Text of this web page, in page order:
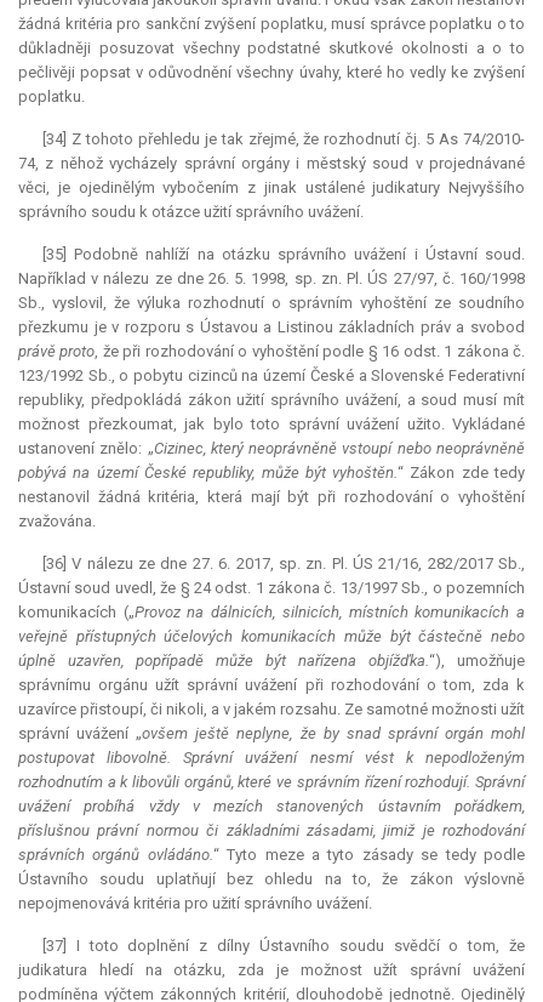
žádná kritéria pro sankční zvýšení poplatku, musí správce poplatku o to
důkladněji posuzovat všechny podstatné skutkové okolnosti a o to
pečlivěji popsat v odůvodnění všechny úvahy, které ho vedly ke zvýšení
poplatku.
[34] Z tohoto přehledu je tak zřejmé, že rozhodnutí čj. 5 As 74/2010-
74, z něhož vycházely správní orgány i městský soud v projednávané
věci, je ojedinělým vybočením z jinak ustálené judikatury Nejvyššího
správního soudu k otázce užití správního uvážení.
[35] Podobně nahlíží na otázku správního uvážení i Ústavní soud.
Například v nálezu ze dne 26. 5. 1998, sp. zn. Pl. ÚS 27/97, č. 160/1998
Sb., vyslovil, že výluka rozhodnutí o správním vyhoštění ze soudního
přezkumu je v rozporu s Ústavou a Listinou základních práv a svobod
právě proto, že při rozhodování o vyhoštění podle § 16 odst. 1 zákona č.
123/1992 Sb., o pobytu cizinců na území České a Slovenské Federativní
republiky, předpokládá zákon užití správního uvážení, a soud musí mít
možnost přezkoumat, jak bylo toto správní uvážení užito. Vykládané
ustanovení znělo: „Cizinec, který neoprávněně vstoupí nebo neoprávněně
pobývá na území České republiky, může být vyhoštěn.“ Zákon zde tedy
nestanovil žádná kritéria, která mají být při rozhodování o vyhoštění
zvažována.
[36] V nálezu ze dne 27. 6. 2017, sp. zn. Pl. ÚS 21/16, 282/2017 Sb.,
Ústavní soud uvedl, že § 24 odst. 1 zákona č. 13/1997 Sb., o pozemních
komunikacích („Provoz na dálnicích, silnicích, místních komunikacích a
veřejně přístupných účelových komunikacích může být částečně nebo
úplně uzavřen, popřípadě může být nařízena objížďka.“), umožňuje
správnímu orgánu užít správní uvážení při rozhodování o tom, zda k
uzavírce přistoupí, či nikoli, a v jakém rozsahu. Ze samotné možnosti užít
správní uvážení „ovšem ještě neplyne, že by snad správní orgán mohl
postupovat libovolně. Správní uvážení nesmí vést k nepodloženým
rozhodnutím a k libovůli orgánů, které ve správním řízení rozhodují. Správní
uvážení probíhá vždy v mezích stanovených ústavním pořádkem,
příslušnou právní normou či základními zásadami, jimiž je rozhodování
správních orgánů ovládáno.“ Tyto meze a tyto zásady se tedy podle
Ústavního soudu uplatňují bez ohledu na to, že zákon výslovně
nepojmenovává kritéria pro užití správního uvážení.
[37] I toto doplnění z dílny Ústavního soudu svědčí o tom, že
judikatura hledí na otázku, zda je možnost užít správní uvážení
podmíněna výčtem zákonných kritérií, dlouhodobě jednotně. Ojedinělý